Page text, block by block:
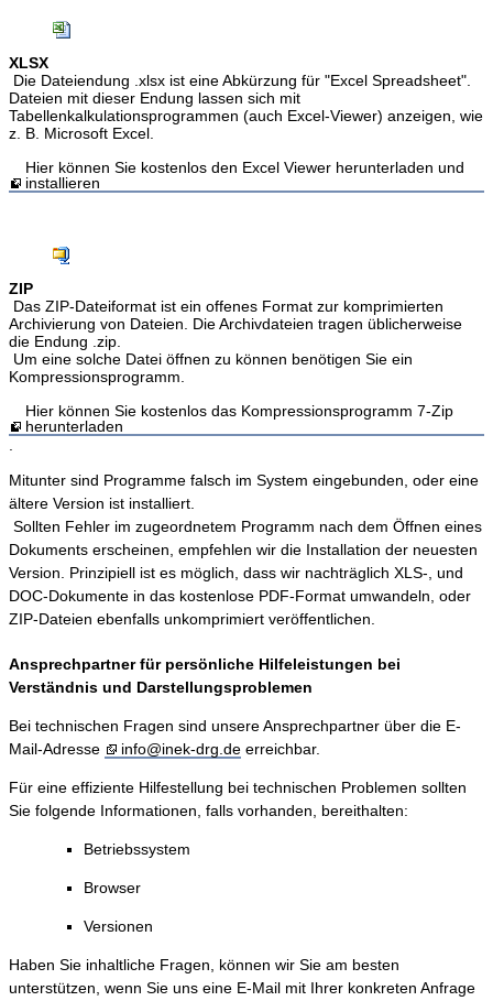
XLSX
Die Dateiendung .xlsx ist eine Abkürzung für "Excel Spreadsheet".
Dateien mit dieser Endung lassen sich mit
Tabellenkalkulationsprogrammen (auch Excel-Viewer) anzeigen, wie
z. B. Microsoft Excel.
Hier können Sie kostenlos den Excel Viewer herunterladen und
installieren
ZIP
Das ZIP-Dateiformat ist ein offenes Format zur komprimierten
Archivierung von Dateien. Die Archivdateien tragen üblicherweise
die Endung .zip.
Um eine solche Datei öffnen zu können benötigen Sie ein
Kompressionsprogramm.
Hier können Sie kostenlos das Kompressionsprogramm 7-Zip
herunterladen
.
Mitunter sind Programme falsch im System eingebunden, oder eine
ältere Version ist installiert.
Sollten Fehler im zugeordnetem Programm nach dem Öffnen eines
Dokuments erscheinen, empfehlen wir die Installation der neuesten
Version. Prinzipiell ist es möglich, dass wir nachträglich XLS-, und
DOC-Dokumente in das kostenlose PDF-Format umwandeln, oder
ZIP-Dateien ebenfalls unkomprimiert veröffentlichen.
Ansprechpartner für persönliche Hilfeleistungen bei
Verständnis und Darstellungsproblemen
Bei technischen Fragen sind unsere Ansprechpartner über die E-
Mail-Adresse
info@inek-drg.de erreichbar.
Für eine effiziente Hilfestellung bei technischen Problemen sollten
Sie folgende Informationen, falls vorhanden, bereithalten:
Betriebssystem
Browser
Versionen
Haben Sie inhaltliche Fragen, können wir Sie am besten
unterstützen, wenn Sie uns eine E-Mail mit Ihrer konkreten Anfrage